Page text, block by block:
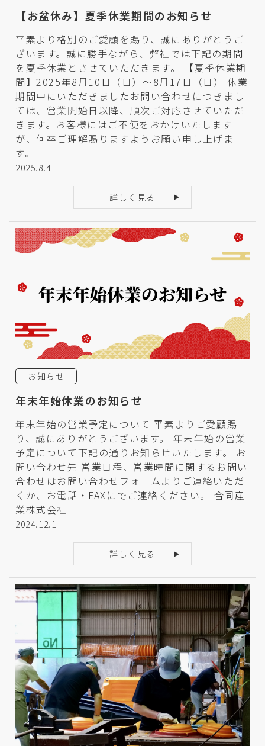
【お盆休み】夏季休業期間のお知らせ
平素より格別のご愛顧を賜り、誠にありがとうご
ざいます。誠に勝手ながら、弊社では下記の期間
を夏季休業とさせていただきます。 【夏季休業期
間】2025年8月10日（日）～8月17日（日） 休業
期間中にいただきましたお問い合わせにつきまし
ては、営業開始日以降、順次ご対応させていただ
きます。お客様にはご不便をおかけいたします
が、何卒ご理解賜りますようお願い申し上げま
す。
2025.8.4
詳しく見る
お知らせ
年末年始休業のお知らせ
年末年始の営業予定について 平素よりご愛顧賜
り、誠にありがとうございます。 年末年始の営業
予定について下記の通りお知らせいたします。 お
問い合わせ先 営業日程、営業時間に関するお問い
合わせはお問い合わせフォームよりご連絡いただ
くか、お電話・FAXにでご連絡ください。 合同産
業株式会社
2024.12.1
詳しく見る